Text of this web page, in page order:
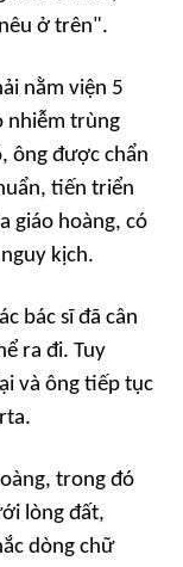
ở trên".
nằm viện 5
nhiễm trùng
ông được chẩn
tiến triển
giáo hoàng, có
kịch.
bác sĩ đã cân
ra đi. Tuy
và ông tiếp tục
trong đó
lòng đất,
dòng chữ